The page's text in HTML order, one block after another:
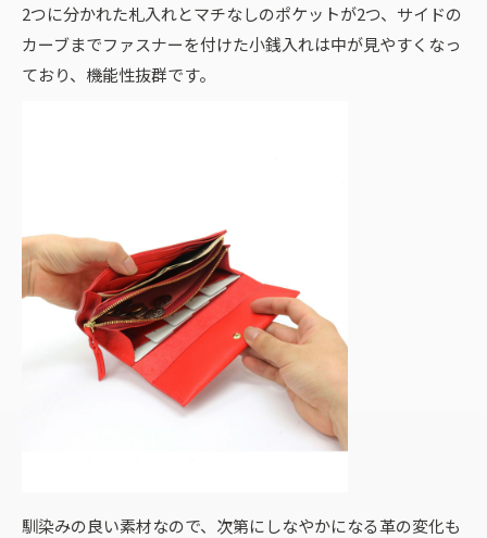
2つに分かれた札入れとマチなしのポケットが2つ、サイドの
カーブまでファスナーを付けた小銭入れは中が見やすくなっ
ており、機能性抜群です。
馴染みの良い素材なので、次第にしなやかになる革の変化も